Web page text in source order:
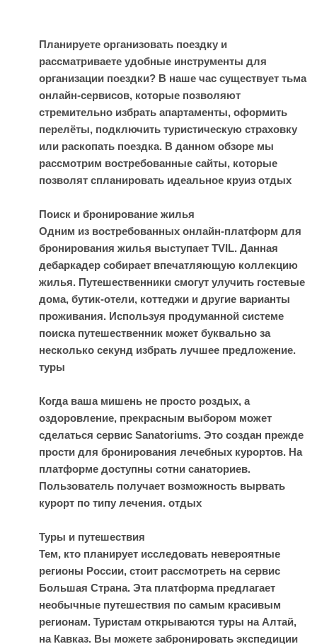
Планируете организовать поездку и
рассматриваете удобные инструменты для
организации поездки? В наше час существует тьма
онлайн-сервисов, которые позволяют
стремительно избрать апартаменты, оформить
перелёты, подключить туристическую страховку
или раскопать поездка. В данном обзоре мы
рассмотрим востребованные сайты, которые
позволят спланировать идеальное круиз отдых
Поиск и бронирование жилья
Одним из востребованных онлайн-платформ для
бронирования жилья выступает TVIL. Данная
дебаркадер собирает впечатляющую коллекцию
жилья. Путешественники смогут улучить гостевые
дома, бутик-отели, коттеджи и другие варианты
проживания. Используя продуманной системе
поиска путешественник может буквально за
несколько секунд избрать лучшее предложение.
туры
Когда ваша мишень не просто роздых, а
оздоровление, прекрасным выбором может
сделаться сервис Sanatoriums. Это создан прежде
прости для бронирования лечебных курортов. На
платформе доступны сотни санаториев.
Пользователь получает возможность вырвать
курорт по типу лечения. отдых
Туры и путешествия
Тем, кто планирует исследовать невероятные
регионы России, стоит рассмотреть на сервис
Большая Страна. Эта платформа предлагает
необычные путешествия по самым красивым
регионам. Туристам открываются туры на Алтай,
на Кавказ. Вы можете забронировать экспедиции